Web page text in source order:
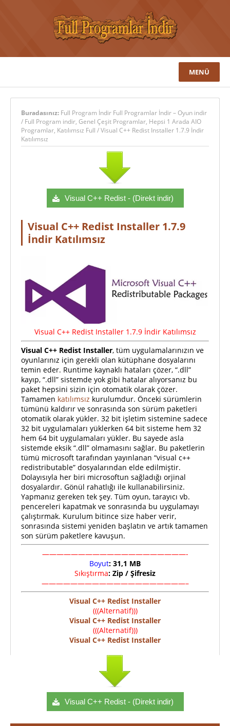
MENÜ
Buradasınız: Full Program İndir Full Programlar İndir – Oyun indir
/ Full Program indir, Genel Çeşit Programlar, Hepsi 1 Arada AIO
Programlar, Katılımsız Full /Visual C++ Redist Installer 1.7.9 İndir
Katılımsız
Visual C++ Redist - (Direkt indir)
Visual C++ Redist Installer 1.7.9
İndir Katılımsız
Visual C++ Redist Installer 1.7.9 İndir Katılımsız
Visual C++ Redist Installer, tüm uygulamalarınızın ve
oyunlarınız için gerekli olan kütüphane dosyalarını
temin eder. Runtime kaynaklı hataları çözer, “.dll”
kayıp, “.dll” sistemde yok gibi hatalar alıyorsanız bu
paket hepsini sizin için otomatik olarak çözer.
Tamamen katılımsız kurulumdur. Önceki sürümlerin
tümünü kaldırır ve sonrasında son sürüm paketleri
otomatik olarak yükler. 32 bit işletim sistemine sadece
32 bit uygulamaları yüklerken 64 bit sisteme hem 32
hem 64 bit uygulamaları yükler. Bu sayede asla
sistemde eksik “.dll” olmamasını sağlar. Bu paketlerin
tümü microsoft tarafından yayınlanan “visual c++
redistributable” dosyalarından elde edilmiştir.
Dolayısıyla her biri microsoftun sağladığı orjinal
dosyalardır. Gönül rahatlığı ile kullanabilirsiniz.
Yapmanız gereken tek şey. Tüm oyun, tarayıcı vb.
pencereleri kapatmak ve sonrasında bu uygulamayı
çalıştırmak. Kurulum bitince size haber verir,
sonrasında sistemi yeniden başlatın ve artık tamamen
son sürüm paketlere kavuşun.
————————————————————-
Boyut: 31,1 MB
Sıkıştırma: Zip / Şifresiz
————————————————————–
Visual C++ Redist Installer
(((Alternatif)))
Visual C++ Redist Installer
(((Alternatif)))
Visual C++ Redist Installer
Visual C++ Redist - (Direkt indir)